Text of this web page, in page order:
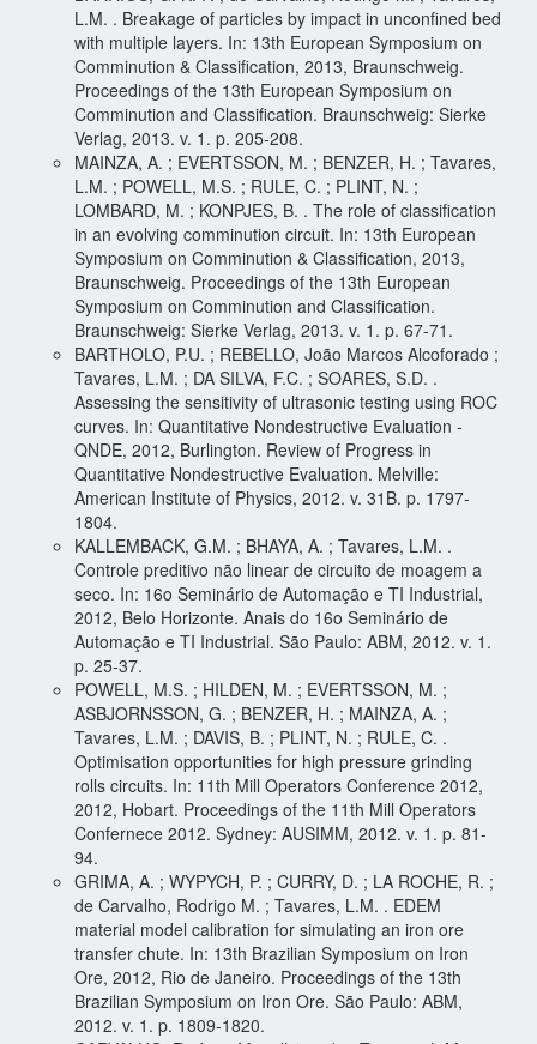
L.M. . Breakage of particles by impact in unconfined bed
with multiple layers. In: 13th European Symposium on
Comminution & Classification, 2013, Braunschweig.
Proceedings of the 13th European Symposium on
Comminution and Classification. Braunschweig: Sierke
Verlag, 2013. v. 1. p. 205-208.
MAINZA, A. ; EVERTSSON, M. ; BENZER, H. ; Tavares,
L.M. ; POWELL, M.S. ; RULE, C. ; PLINT, N. ;
LOMBARD, M. ; KONPJES, B. . The role of classification
in an evolving comminution circuit. In: 13th European
Symposium on Comminution & Classification, 2013,
Braunschweig. Proceedings of the 13th European
Symposium on Comminution and Classification.
Braunschweig: Sierke Verlag, 2013. v. 1. p. 67-71.
BARTHOLO, P.U. ; REBELLO, João Marcos Alcoforado ;
Tavares, L.M. ; DA SILVA, F.C. ; SOARES, S.D. .
Assessing the sensitivity of ultrasonic testing using ROC
curves. In: Quantitative Nondestructive Evaluation -
QNDE, 2012, Burlington. Review of Progress in
Quantitative Nondestructive Evaluation. Melville:
American Institute of Physics, 2012. v. 31B. p. 1797-
1804.
KALLEMBACK, G.M. ; BHAYA, A. ; Tavares, L.M. .
Controle preditivo não linear de circuito de moagem a
seco. In: 16o Seminário de Automação e TI Industrial,
2012, Belo Horizonte. Anais do 16o Seminário de
Automação e TI Industrial. São Paulo: ABM, 2012. v. 1.
p. 25-37.
POWELL, M.S. ; HILDEN, M. ; EVERTSSON, M. ;
ASBJORNSSON, G. ; BENZER, H. ; MAINZA, A. ;
Tavares, L.M. ; DAVIS, B. ; PLINT, N. ; RULE, C. .
Optimisation opportunities for high pressure grinding
rolls circuits. In: 11th Mill Operators Conference 2012,
2012, Hobart. Proceedings of the 11th Mill Operators
Confernece 2012. Sydney: AUSIMM, 2012. v. 1. p. 81-
94.
GRIMA, A. ; WYPYCH, P. ; CURRY, D. ; LA ROCHE, R. ;
de Carvalho, Rodrigo M. ; Tavares, L.M. . EDEM
material model calibration for simulating an iron ore
transfer chute. In: 13th Brazilian Symposium on Iron
Ore, 2012, Rio de Janeiro. Proceedings of the 13th
Brazilian Symposium on Iron Ore. São Paulo: ABM,
2012. v. 1. p. 1809-1820.